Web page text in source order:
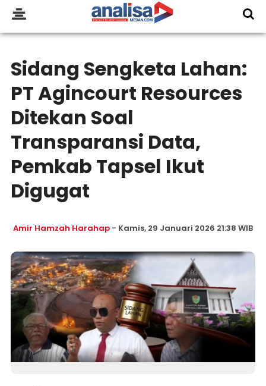
Sidang Sengketa Lahan:
PT Agincourt Resources
Ditekan Soal
Transparansi Data,
Pemkab Tapsel Ikut
Digugat
Amir Hamzah Harahap- Kamis, 29 Januari 2026 21:38 WIB